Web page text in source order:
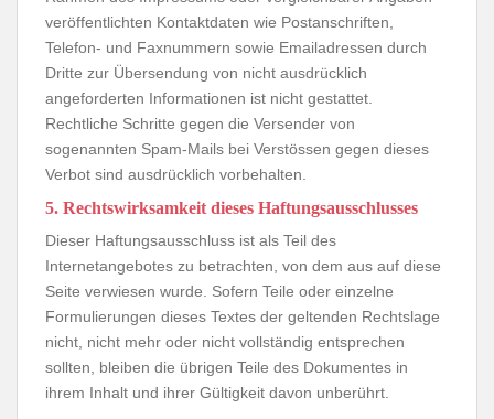
veröffentlichten Kontaktdaten wie Postanschriften,
Telefon- und Faxnummern sowie Emailadressen durch
Dritte zur Übersendung von nicht ausdrücklich
angeforderten Informationen ist nicht gestattet.
Rechtliche Schritte gegen die Versender von
sogenannten Spam-Mails bei Verstössen gegen dieses
Verbot sind ausdrücklich vorbehalten.
5. Rechtswirksamkeit dieses Haftungsausschlusses
Dieser Haftungsausschluss ist als Teil des
Internetangebotes zu betrachten, von dem aus auf diese
Seite verwiesen wurde. Sofern Teile oder einzelne
Formulierungen dieses Textes der geltenden Rechtslage
nicht, nicht mehr oder nicht vollständig entsprechen
sollten, bleiben die übrigen Teile des Dokumentes in
ihrem Inhalt und ihrer Gültigkeit davon unberührt.